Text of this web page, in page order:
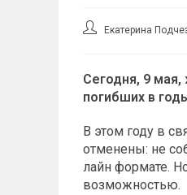
АвторЕкатерина
Сегодня, 9
погибших в
В этом году в
отменены: не
лайн формате.
возможностью.